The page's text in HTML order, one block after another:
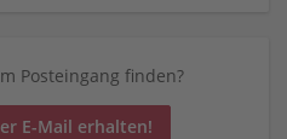
Posteingang finden?
E-Mail erhalten!